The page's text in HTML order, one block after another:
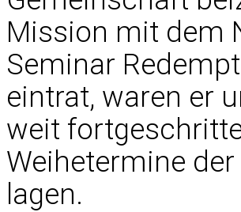
Mission mit dem
Seminar
eintrat, waren er
weit
Weihetermine
lagen.